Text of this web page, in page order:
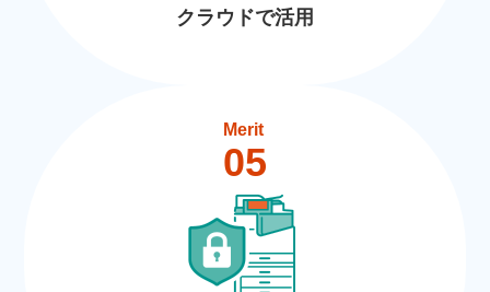
クラウドで活用
Merit
05